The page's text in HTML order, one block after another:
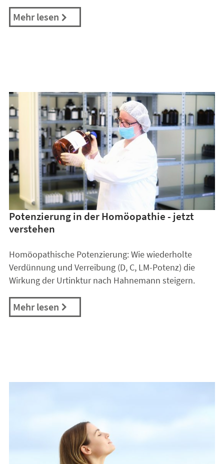
Mehr lesen
Potenzierung in der Homöopathie - jetzt
verstehen
Homöopathische Potenzierung: Wie wiederholte
Verdünnung und Verreibung (D, C, LM-Potenz) die
Wirkung der Urtinktur nach Hahnemann steigern.
Mehr lesen